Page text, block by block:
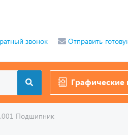
звонок Отправить
Графические
Подшипник